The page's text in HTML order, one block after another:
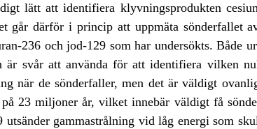
lätt att identifiera klyvningsprodukten
går därför i princip att uppmäta sönderfallet
236 och jod-129 som har undersökts. Både
är svår att använda för att identifiera vilken
när de sönderfaller, men det är väldigt
23 miljoner år, vilket innebär väldigt få
utsänder gammastrålning vid låg energi som